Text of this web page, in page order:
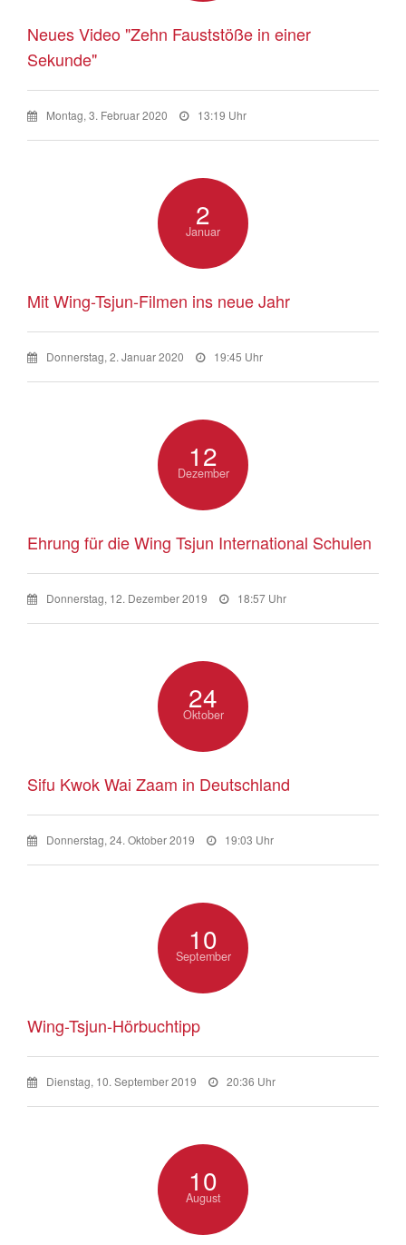
Neues Video "Zehn Fauststöße in einer
Sekunde"
Montag, 3. Februar 2020 13:19 Uhr
2
Januar
Mit Wing-Tsjun-Filmen ins neue Jahr
Donnerstag, 2. Januar 2020 19:45 Uhr
12
Dezember
Ehrung für die Wing Tsjun International Schulen
Donnerstag, 12. Dezember 2019 18:57 Uhr
24
Oktober
Sifu Kwok Wai Zaam in Deutschland
Donnerstag, 24. Oktober 2019 19:03 Uhr
10
September
Wing-Tsjun-Hörbuchtipp
Dienstag, 10. September 2019 20:36 Uhr
10
August